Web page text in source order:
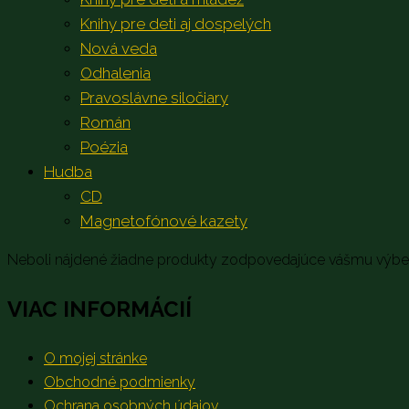
Knihy pre deti aj dospelých
Nová veda
Odhalenia
Pravoslávne siločiary
Román
Poézia
Hudba
CD
Magnetofónové kazety
Neboli nájdené žiadne produkty zodpovedajúce vášmu
VIAC INFORMÁCIÍ
O mojej stránke
Obchodné podmienky
Ochrana osobných údajov